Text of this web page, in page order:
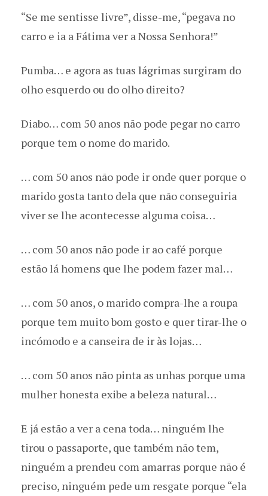
“Se me sentisse livre”, disse-me, “pegava no
carro e ia a Fátima ver a Nossa Senhora!”
Pumba… e agora as tuas lágrimas surgiram do
olho esquerdo ou do olho direito?
Diabo… com 50 anos não pode pegar no carro
porque tem o nome do marido.
… com 50 anos não pode ir onde quer porque o
marido gosta tanto dela que não conseguiria
viver se lhe acontecesse alguma coisa…
… com 50 anos não pode ir ao café porque
estão lá homens que lhe podem fazer mal…
… com 50 anos, o marido compra-lhe a roupa
porque tem muito bom gosto e quer tirar-lhe o
incómodo e a canseira de ir às lojas…
… com 50 anos não pinta as unhas porque uma
mulher honesta exibe a beleza natural…
E já estão a ver a cena toda… ninguém lhe
tirou o passaporte, que também não tem,
ninguém a prendeu com amarras porque não é
preciso, ninguém pede um resgate porque “ela